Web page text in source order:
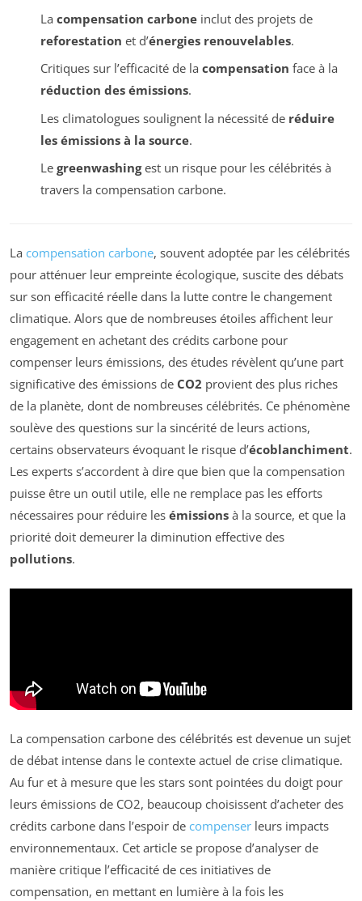
La compensation carboneinclut des projets de
reforestation et d’énergies renouvelables.
Critiques sur l’efficacité de la compensation face à la
réduction des émissions.
Les climatologues soulignent la nécessité de réduire
les émissions à la source.
Le greenwashingest un risque pour les célébrités à
travers la compensation carbone.
La compensation carbone, souvent adoptée par les célébrités
pour atténuer leur empreinte écologique, suscite des débats
sur son efficacité réelle dans la lutte contre le changement
climatique. Alors que de nombreuses étoiles affichent leur
engagement en achetant des crédits carbone pour
compenser leurs émissions, des études révèlent qu’une part
significative des émissions de CO2 provient des plus riches
de la planète, dont de nombreuses célébrités. Ce phénomène
soulève des questions sur la sincérité de leurs actions,
certains observateurs évoquant le risque d’écoblanchiment.
Les experts s’accordent à dire que bien que la compensation
puisse être un outil utile, elle ne remplace pas les efforts
nécessaires pour réduire les émissions à la source, et que la
priorité doit demeurer la diminution effective des
pollutions.
La compensation carbone des célébrités est devenue un sujet
de débat intense dans le contexte actuel de crise climatique.
Au fur et à mesure que les stars sont pointées du doigt pour
leurs émissions de CO2, beaucoup choisissent d’acheter des
crédits carbone dans l’espoir de compenser leurs impacts
environnementaux. Cet article se propose d’analyser de
manière critique l’efficacité de ces initiatives de
compensation, en mettant en lumière à la fois les